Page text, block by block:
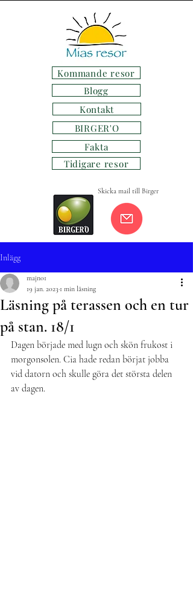
Kommande resor
Blogg
Fakta
Tidigare resor
Kontakt
Skicka mail till Birger
BIRGER'O
Inlägg
Läsning på terassen och en tur
på stan. 18/1
majn01
19 jan. 2023 1 min läsning
Dagen började med lugn och skön frukost i
morgonsolen. Cia hade redan börjat jobba
vid datorn och skulle göra det största delen
av dagen.